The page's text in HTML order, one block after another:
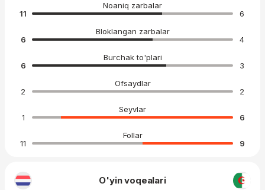
Noaniq zarbalar
11
6
Bloklangan zarbalar
6
4
Burchak to'plari
6
3
Ofsaydlar
2
2
Seyvlar
1
6
Follar
11
9
O'yin voqealari